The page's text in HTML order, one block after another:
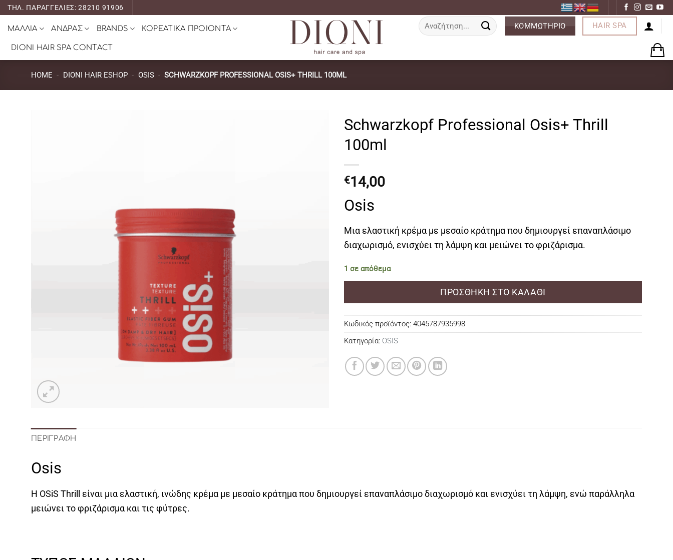
Μετάβαση
ΤΗΛ. ΠΑΡΑΓΓΕΛΙΕΣ: 28210 91906
ΜΑΛΛΙΑ ΑΝΔΡΑΣ BRANDS ΚΟΡΕΑΤΙΚΑ ΠΡΟΙΟΝΤΑ
DIONI HAIR SPA CONTACT
Αναζήτηση
για:
ΚΟΜΜΩΤΗΡΙΟ HAIR SPA
HOME - DIONI HAIR ESHOP - OSIS - SCHWARZKOPF PROFESSIONAL OSIS+ THRILL 100ML
Schwarzkopf Professional Osis+ Thrill
100ml
€14,00
Osis
Μια ελαστική κρέμα με μεσαίο κράτημα που δημιουργεί επαναπλάσιμο
διαχωρισμό, ενισχύει τη λάμψη και μειώνει το φριζάρισμα.
1 σε απόθεμα
ΠΡΟΣΘΉΚΗ ΣΤΟ ΚΑΛΆΘΙ
Κωδικός προϊόντος: 4045787935998
Κατηγορία: OSIS
ΠΕΡΙΓΡΑΦΉ
Osis
Η OSiS Thrill είναι μια ελαστική, ινώδης κρέμα με μεσαίο κράτημα που δημιουργεί επαναπλάσιμο διαχωρισμό και ενισχύει τη λάμψη, ενώ παράλληλα
μειώνει το φριζάρισμα και τις φύτρες.